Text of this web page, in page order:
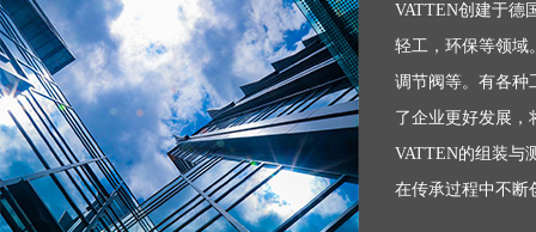
VATTEN创建于德
轻工，环保等领域
调节阀等。有各种
了企业更好发展，
VATTEN的组装与
在传承过程中不断